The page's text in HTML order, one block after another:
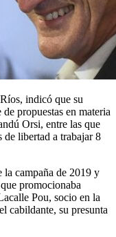
indicó que su
propuestas en materia
Orsi, entre las que
de libertad a trabajar 8
la campaña de 2019 y
promocionaba
Pou, socio en la
cabildante, su presunta